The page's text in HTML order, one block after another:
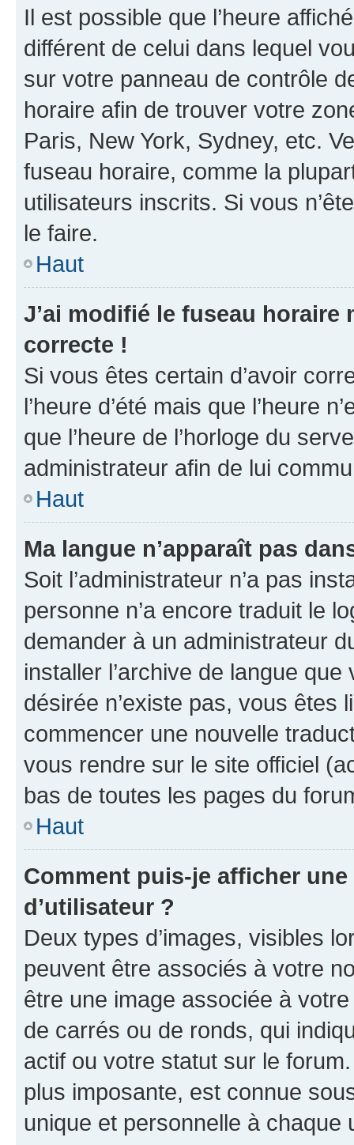
Il est possible que l’heure
différent de celui dans lequel
sur votre panneau de contrôle
horaire afin de trouver votre
Paris, New York, Sydney, etc.
fuseau horaire, comme la
utilisateurs inscrits. Si vous
le faire.
Haut
J’ai modifié le fuseau horaire
correcte !
Si vous êtes certain d’avoir
l’heure d’été mais que l’heure
que l’heure de l’horloge du
administrateur afin de lui
Haut
Ma langue n’apparaît pas
Soit l’administrateur n’a pas
personne n’a encore traduit le
demander à un administrateur
installer l’archive de langue
désirée n’existe pas, vous êtes
commencer une nouvelle
vous rendre sur le site officiel
bas de toutes les pages du
Haut
Comment puis-je afficher
d’utilisateur ?
Deux types d’images, visibles
peuvent être associés à votre
être une image associée à
de carrés ou de ronds, qui
actif ou votre statut sur le
plus imposante, est connue
unique et personnelle à chaque